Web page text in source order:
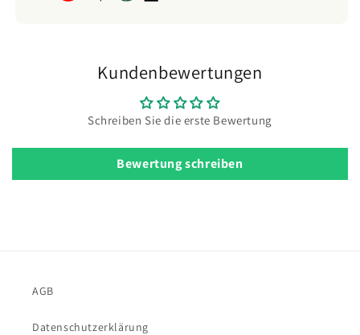
Kundenbewertungen
Schreiben Sie die erste Bewertung
Bewertung schreiben
AGB
Datenschutzerklärung